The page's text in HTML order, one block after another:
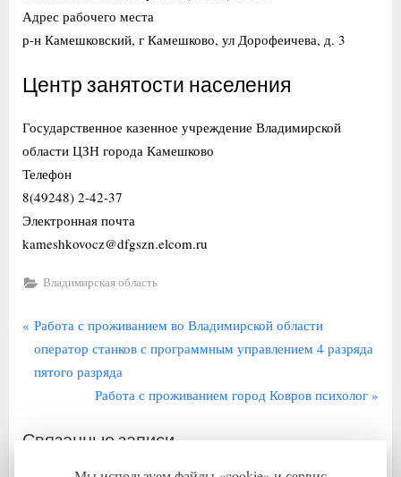
Адрес рабочего места
р-н Камешковский, г Камешково, ул Дорофеичева, д. 3
Центр занятости населения
Государственное казенное учреждение Владимирской
области ЦЗН города Камешково
Телефон
8(49248) 2-42-37
Электронная почта
kameshkovocz@dfgszn.elcom.ru
Владимирская область
Навигация
по
записям
П
р
е
д
Работа с проживанием во Владимирской области
оператор станков с программным управлением 4 разряда
пятого разряда
С
е
Работа с проживанием город Ковров психолог
Связанные записи